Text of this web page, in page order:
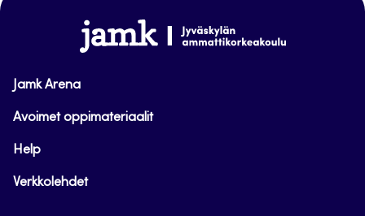
www.jamk.fi
Jamk Arena
Avoimet oppimateriaalit
Help
Verkkolehdet